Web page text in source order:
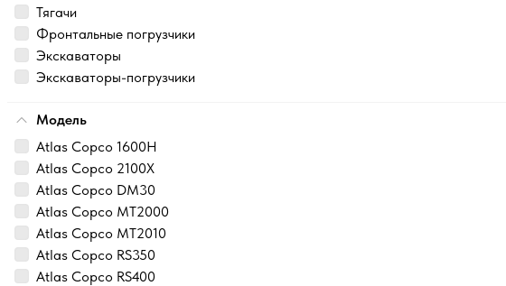
Тягачи
Фронтальные погрузчики
Экскаваторы
Экскаваторы-погрузчики
Модель
Atlas Copco 1600H
Atlas Copco 2100X
Atlas Copco DM30
Atlas Copco MT2000
Atlas Copco MT2010
Atlas Copco RS350
Atlas Copco RS400